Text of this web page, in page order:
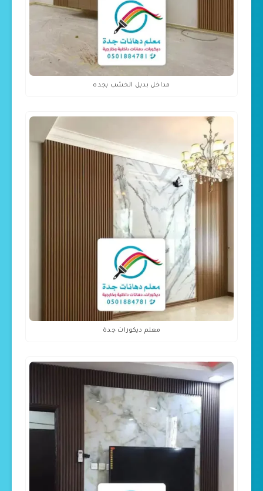
مداخل بديل الخشب بجده
معلم ديكورات جدة